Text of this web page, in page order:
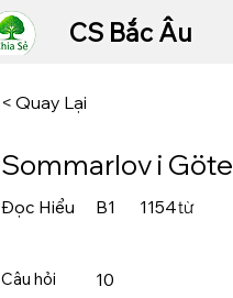
CS Bắc Âu
< Quay Lại
Sommarlov i
Đọc Hiểu B1 1154từ
Câu hỏi 10